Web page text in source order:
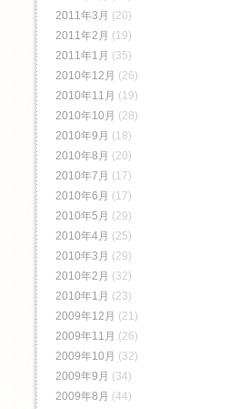
2011年3月 (20)
2011年2月 (19)
2011年1月 (35)
2010年12月 (26)
2010年11月 (19)
2010年10月 (28)
2010年9月 (18)
2010年8月 (20)
2010年7月 (17)
2010年6月 (17)
2010年5月 (29)
2010年4月 (25)
2010年3月 (29)
2010年2月 (32)
2010年1月 (23)
2009年12月 (21)
2009年11月 (26)
2009年10月 (32)
2009年9月 (34)
2009年8月 (44)